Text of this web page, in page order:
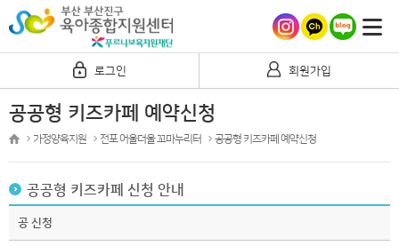
로그인 회원가입
공공형 키즈카페 예약신청
가정양육지원 전포 어울더울 꼬마누리터 공공형 키즈카페 예약신청
공공형 키즈카페 신청 안내
공 신청